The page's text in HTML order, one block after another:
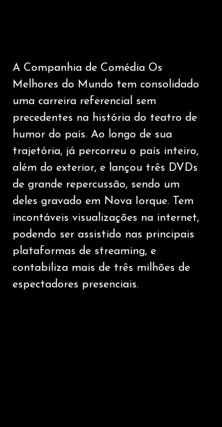
A Companhia de Comédia Os
Melhores do Mundo tem consolidado
uma carreira referencial sem
precedentes na história do teatro de
humor do país. Ao longo de sua
trajetória, já percorreu o país inteiro,
além do exterior, e lançou três DVDs
de grande repercussão, sendo um
deles gravado em Nova Iorque. Tem
incontáveis visualizações na internet,
podendo ser assistido nas principais
plataformas de streaming, e
contabiliza mais de três milhões de
espectadores presenciais.